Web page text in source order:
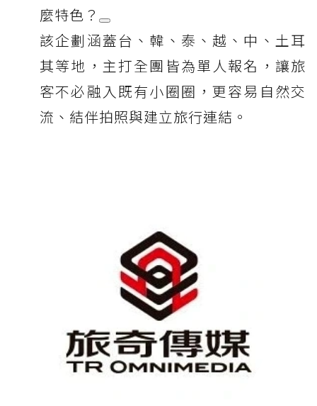
麼特色？
該企劃涵蓋台、韓、泰、越、中、土耳
其等地，主打全團皆為單人報名，讓旅
客不必融入既有小圈圈，更容易自然交
流、結伴拍照與建立旅行連結。